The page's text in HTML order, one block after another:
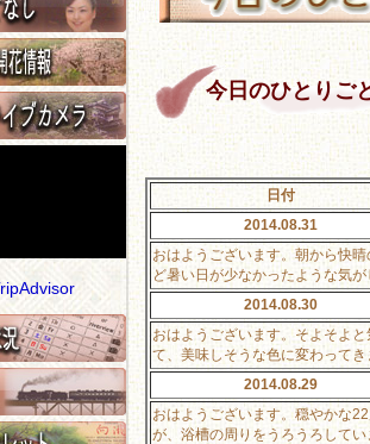
今日のひとりご
日付
2014.08.31
おはようございます。朝から快
ど暑い日が少なかったような気
2014.08.30
おはようございます。そよそよ
て、美味しそうな色に変わって
2014.08.29
おはようございます。穏やかな
が、浴槽の周りをうろうろして